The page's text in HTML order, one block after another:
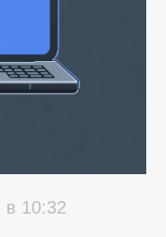
в 10:32